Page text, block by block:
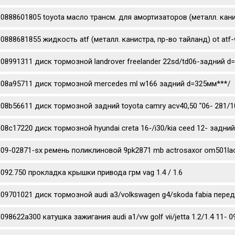
0888601805 toyota масло трансм. для амортизаторов (металл.
0888681855 жидкость atf (металл. канистра, пр-во тайланд) ot
08991311 диск тормозной landrover freelander 22sd/td06-задний
08a95711 диск тормозной mercedes ml w166 задний d=325мм***/
08b56611 диск тормозной задний toyota camry acv40,50 "06- 281/
08c17220 диск тормозной hyundai creta 16-/i30/kia ceed 12-
09-02871-sx ремень поликлиновой 9pk2871 mb actrosaxor
092.750 прокладка крышки привода грм vag 1.4 / 1.6
09701021 диск тормозной audi a3/volkswagen g4/skoda fabia
098622a300 катушка зажигания audi a1/vw golf vii/jetta 1.2/1.4 11-